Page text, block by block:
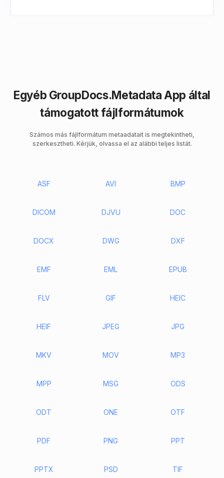
Egyéb GroupDocs.Metadata App által
támogatott fájlformátumok
Számos más fájlformátum metaadatait is megtekintheti,
szerkesztheti. Kérjük, olvassa el az alábbi teljes listát.
ASF AVI BMP
DICOM DJVU DOC
DOCX DWG DXF
EMF EML EPUB
FLV GIF HEIC
HEIF JPEG JPG
MKV MOV MP3
MPP MSG ODS
ODT ONE OTF
PDF PNG PPT
PPTX PSD TIF